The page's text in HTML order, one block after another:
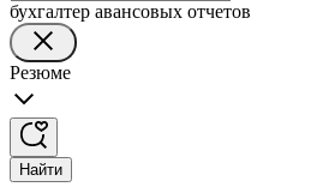
бухгалтер авансовых отчетов
Резюме
Найти